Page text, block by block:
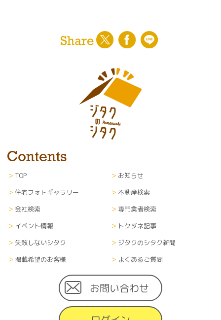
TOP
お知らせ
住宅フォトギャラリー
不動産検索
会社検索
専門業者検索
イベント情報
トクダネ記事
失敗しないシタク
ジタクのシタク新聞
掲載希望のお客様
よくあるご質問
お問い合わせ